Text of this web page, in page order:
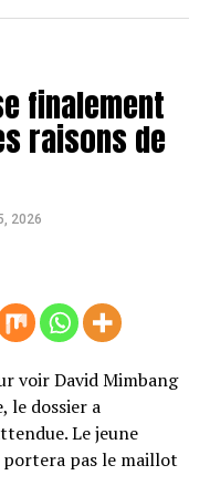
qui a estimé que
de 24 ans signera un
allemand. Les
ont abouti à un
très
un renfort
qui nourrit de
niveau en
de l’Eintracht
finalement
raisons de
2026
voir David Mimbang
le dossier a
Le jeune
pas le maillot